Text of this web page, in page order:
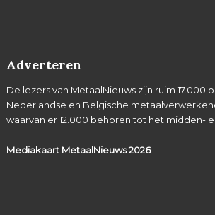
Adverteren
De lezers van MetaalNieuws zijn ruim 17.000
Nederlandse en Belgische
waarvan er 12.000 behoren tot het midden-
Mediakaart MetaalNieuws2026